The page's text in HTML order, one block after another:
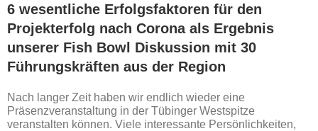
6 wesentliche Erfolgsfaktoren für den
Projekterfolg nach Coronaals Ergebnis
unserer Fish Bowl Diskussion mit 30
Führungskräften aus der Region
Nach langer Zeit haben wir endlich wieder eine
Präsenzveranstaltung in der Tübinger Westspitze
veranstalten können. Viele interessante Persönlichkeiten,